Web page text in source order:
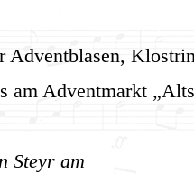
Adventblasen,
am Adventmarkt
Steyr am